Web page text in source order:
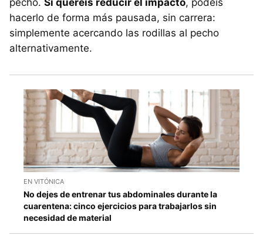
pecho. Si queréis reducir el impacto, podéis
hacerlo de forma más pausada, sin carrera:
simplemente acercando las rodillas al pecho
alternativamente.
EN VITÓNICA
No dejes de entrenar tus abdominales durante la
cuarentena: cinco ejercicios para trabajarlos sin
necesidad de material